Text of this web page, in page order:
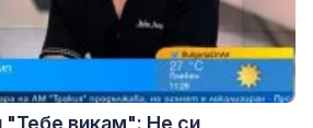
викам": Не си